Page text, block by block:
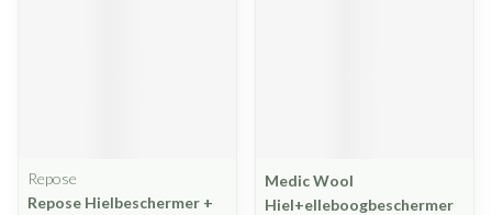
Repose
Repose Hielbeschermer +
Medic Wool
Hiel+elleboogbeschermer